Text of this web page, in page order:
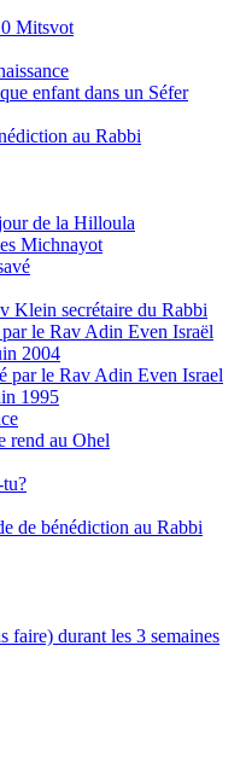
Mitsvot
enfant dans un Séfer
au Rabbi
de la Hilloula
Michnayot
Klein secrétaire du Rabbi
le Rav Adin Even Israël
2004
par le Rav Adin Even Israel
1995
rend au Ohel
de bénédiction au Rabbi
faire) durant les 3 semaines